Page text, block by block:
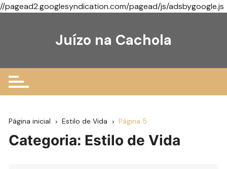
//pagead2.googlesyndication.com/pagead/js/adsbygoogle.js
Juízo na Cachola
Página inicial Estilo de Vida Página 5
Categoria: Estilo de Vida